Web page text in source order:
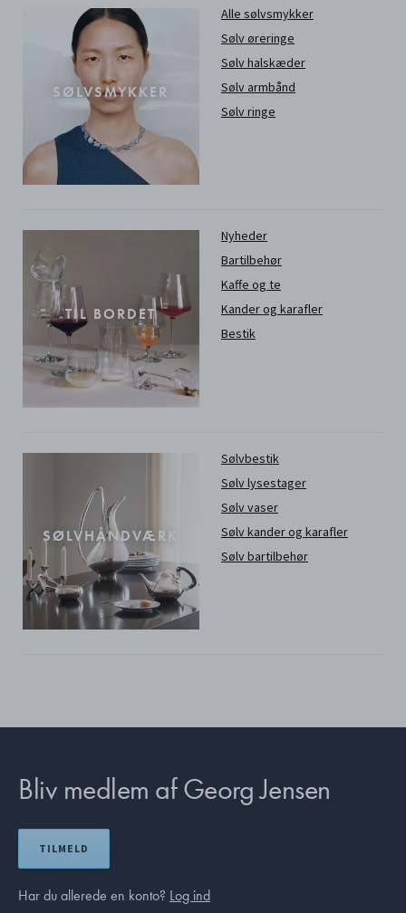
SØLVSMYKKER
Alle sølvsmykker
Sølv øreringe
Sølv halskæder
Sølv armbånd
Sølv ringe
TIL BORDET
Nyheder
Bartilbehør
Kaffe og te
Kander og karafler
Bestik
SØLVHÅNDVÆRK
Sølvbestik
Sølv lysestager
Sølv vaser
Sølv kander og karafler
Sølv bartilbehør
Bliv medlem af Georg Jensen
TILMELD
Har du allerede en konto? Log ind